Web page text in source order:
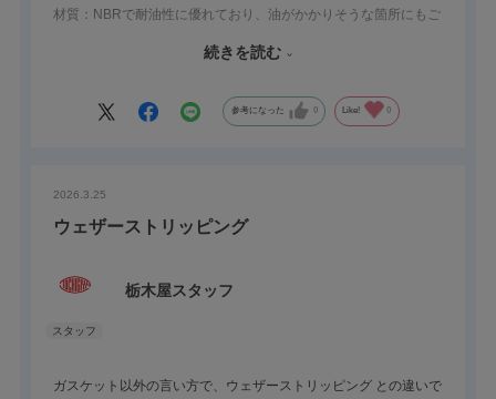
材質：NBRで耐油性に優れており、油がかかりそうな箇所にもご
ご指定の長さに切断する加工（特注品）も可能ですので、お気軽
続きを読む
参考になった 0 Like! 0
2026.3.25
ウェザーストリッピング
栃木屋スタッフ
ガスケット以外の言い方で、ウェザーストリッピング との違いで